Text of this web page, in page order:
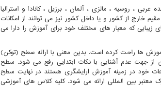
، روسیه ، مالزی ، آلمان ، برزیل ، کانادا و استرالیا
خارج از کشور و یا داخل کشور نیز می توانند از امکانات
زیبایی که معیار های مختلف خود برای آموزش را دارا می
ها راحت کرده است. بدین معنی با ارائه سطح (توکن)
از جهت عدم آشنایی با نکات ابتدایی رفع می شود. سطح
خود در زمینه آموزش ارایشگری هستند در نهایت سطح
بین المللی ارائه می شود. کلیه کلاس های آموزشی